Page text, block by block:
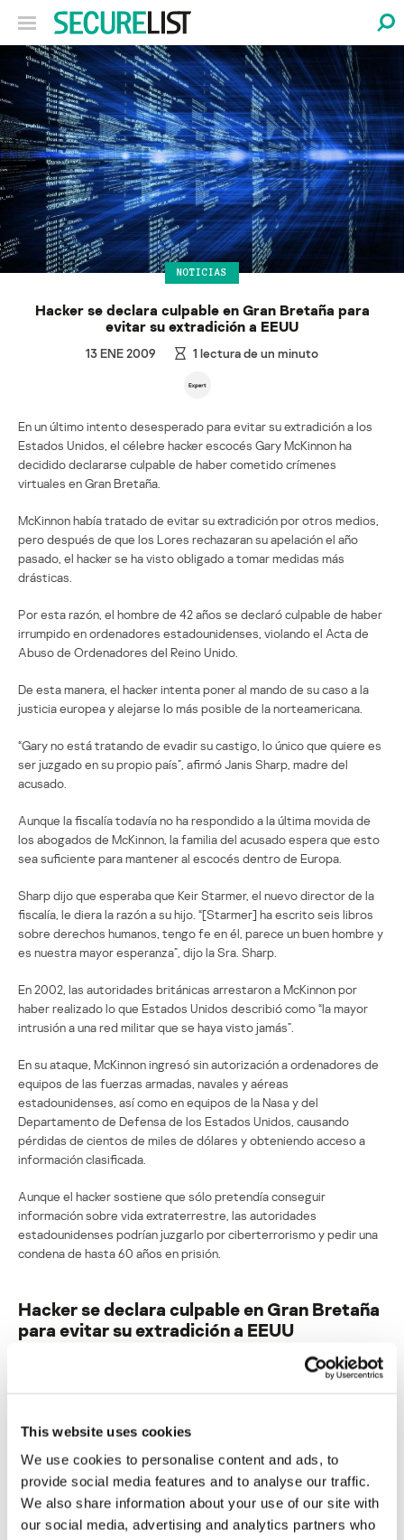
This website uses cookies
We use cookies to personalise content and ads, to
provide social media features and to analyse our traffic.
We also share information about your use of our site with
our social media, advertising and analytics partners who
NOTICIAS
Hacker se declara culpable en Gran Bretaña para
evitar su extradición a EEUU
13 ENE 2009 1 lectura de un minuto
En un último intento desesperado para evitar su extradición a los
Estados Unidos, el célebre hacker escocés Gary McKinnon ha
decidido declararse culpable de haber cometido crímenes
virtuales en Gran Bretaña.
McKinnon había tratado de evitar su extradición por otros medios,
pero después de que los Lores rechazaran su apelación el año
pasado, el hacker se ha visto obligado a tomar medidas más
drásticas.
Por esta razón, el hombre de 42 años se declaró culpable de haber
irrumpido en ordenadores estadounidenses, violando el Acta de
Abuso de Ordenadores del Reino Unido.
De esta manera, el hacker intenta poner al mando de su caso a la
justicia europea y alejarse lo más posible de la norteamericana.
“Gary no está tratando de evadir su castigo, lo único que quiere es
ser juzgado en su propio país”, afirmó Janis Sharp, madre del
acusado.
Aunque la fiscalía todavía no ha respondido a la última movida de
los abogados de McKinnon, la familia del acusado espera que esto
sea suficiente para mantener al escocés dentro de Europa.
Sharp dijo que esperaba que Keir Starmer, el nuevo director de la
fiscalía, le diera la razón a su hijo. “[Starmer] ha escrito seis libros
sobre derechos humanos, tengo fe en él, parece un buen hombre y
es nuestra mayor esperanza”, dijo la Sra. Sharp.
En 2002, las autoridades británicas arrestaron a McKinnon por
haber realizado lo que Estados Unidos describió como “la mayor
intrusión a una red militar que se haya visto jamás”.
En su ataque, McKinnon ingresó sin autorización a ordenadores de
equipos de las fuerzas armadas, navales y aéreas
estadounidenses, así como en equipos de la Nasa y del
Departamento de Defensa de los Estados Unidos, causando
pérdidas de cientos de miles de dólares y obteniendo acceso a
información clasificada.
Aunque el hacker sostiene que sólo pretendía conseguir
información sobre vida extraterrestre, las autoridades
estadounidenses podrían juzgarlo por ciberterrorismo y pedir una
condena de hasta 60 años en prisión.
Hacker se declara culpable en Gran Bretaña
para evitar su extradición a EEUU
Su dirección de correo electrónico no será publicada. Los
Nombre* Correo electrónico*